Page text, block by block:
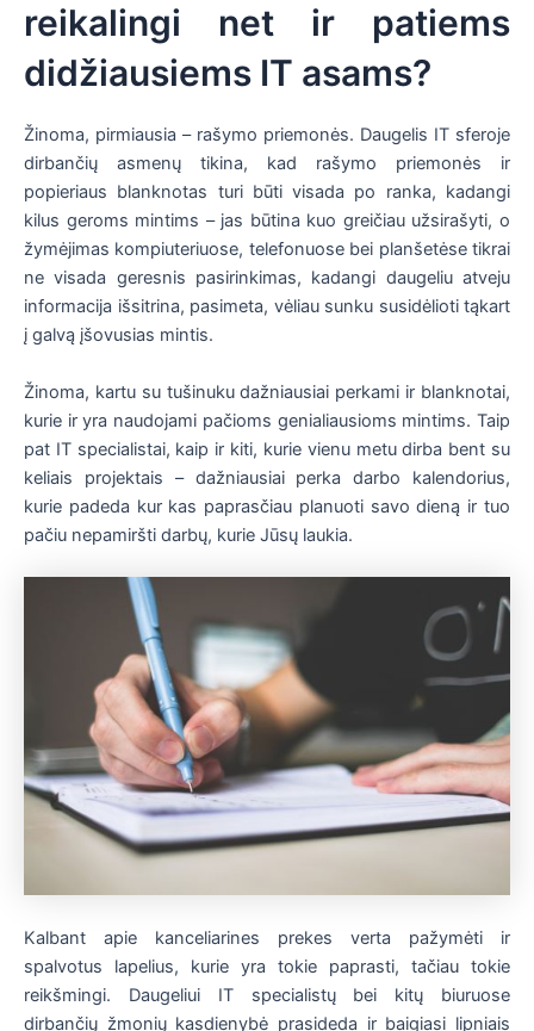
reikalingi net ir patiems
didžiausiems IT asams?
Žinoma, pirmiausia – rašymo priemonės. Daugelis IT sferoje
dirbančių asmenų tikina, kad rašymo priemonės ir
popieriaus blanknotas turi būti visada po ranka, kadangi
kilus geroms mintims – jas būtina kuo greičiau užsirašyti, o
žymėjimas kompiuteriuose, telefonuose bei planšetėse tikrai
ne visada geresnis pasirinkimas, kadangi daugeliu atveju
informacija išsitrina, pasimeta, vėliau sunku susidėlioti tąkart
į galvą įšovusias mintis.
Žinoma, kartu su tušinuku dažniausiai perkami ir blanknotai,
kurie ir yra naudojami pačioms genialiausioms mintims. Taip
pat IT specialistai, kaip ir kiti, kurie vienu metu dirba bent su
keliais projektais – dažniausiai perka darbo kalendorius,
kurie padeda kur kas paprasčiau planuoti savo dieną ir tuo
pačiu nepamiršti darbų, kurie Jūsų laukia.
Kalbant apie kanceliarines prekes verta pažymėti ir
spalvotus lapelius, kurie yra tokie paprasti, tačiau tokie
reikšmingi. Daugeliui IT specialistų bei kitų biuruose
dirbančių žmonių kasdienybė prasideda ir baigiasi lipniais